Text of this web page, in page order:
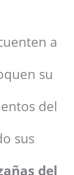
a
su
del
sus
del